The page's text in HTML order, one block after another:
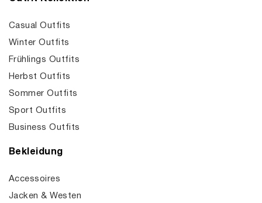
Casual Outfits
Winter Outfits
Frühlings Outfits
Herbst Outfits
Sommer Outfits
Sport Outfits
Business Outfits
Bekleidung
Accessoires
Jacken & Westen